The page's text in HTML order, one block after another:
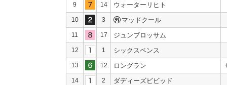
9 14 ウォーターリヒト
10 3 マッドクール
11 17 ジュンブロッサム
12 1 シックスペンス
13 12 ロングラン
14 2 ダディーズビビッド